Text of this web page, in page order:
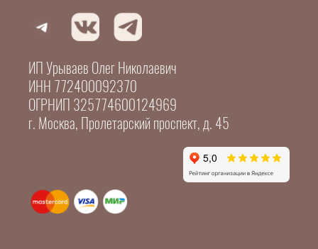
ИП Урываев Олег Николаевич
ИНН 772400092370
ОГРНИП 325774600124969
г. Москва, Пролетарский проспект, д. 45